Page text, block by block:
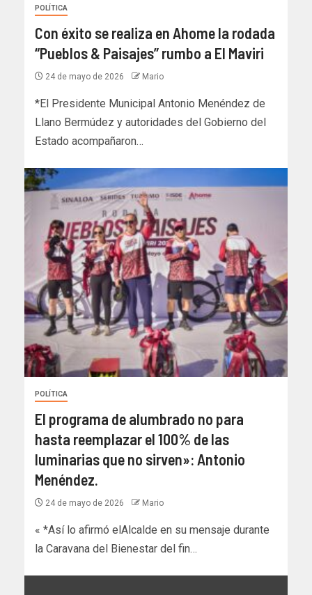
POLÍTICA
Con éxito se realiza en Ahome la rodada
“Pueblos & Paisajes” rumbo a El Maviri
24 de mayo de 2026 Mario
*El Presidente Municipal Antonio Menéndez de
Llano Bermúdez y autoridades del Gobierno del
Estado acompañaron…
POLÍTICA
El programa de alumbrado no para
hasta reemplazar el 100% de las
luminarias que no sirven»: Antonio
Menéndez.
24 de mayo de 2026 Mario
« *Así lo afirmó elAlcalde en su mensaje durante
la Caravana del Bienestar del fin…